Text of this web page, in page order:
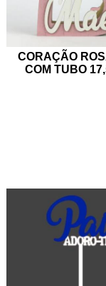
CORAÇÃO
COM TUBO